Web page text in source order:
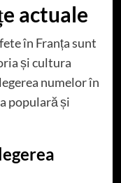
actuale
în Franța sunt
și cultura
numelor în
populară și